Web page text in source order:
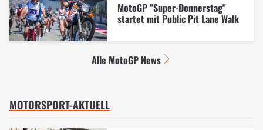
MotoGP "Super-Donnerstag"
startet mit Public Pit Lane Walk
Alle MotoGP News
MOTORSPORT-AKTUELL